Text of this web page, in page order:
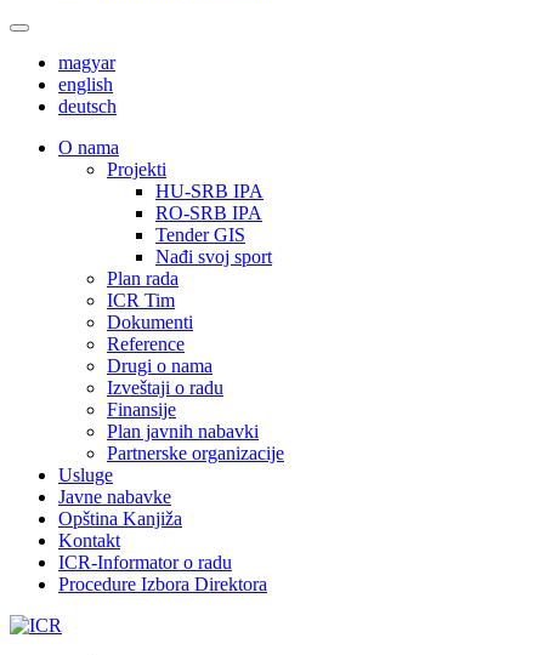
magyar
english
deutsch
О nama
Projekti
HU-SRB IPA
RO-SRB IPA
Tender GIS
Nađi svoj sport
Plan rada
ICR Tim
Dokumenti
Reference
Drugi o nama
Izveštaji o radu
Finansije
Plan javnih nabavki
Partnerske organizacije
Usluge
Javne nabavke
Opština Kanjiža
Kontakt
ICR-Informator o radu
Procedure Izbora Direktora